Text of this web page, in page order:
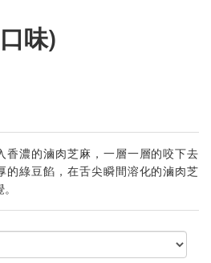
味)
香濃的滷肉芝麻，一層一層的咬下去
的綠豆餡，在舌尖瞬間溶化的滷肉芝